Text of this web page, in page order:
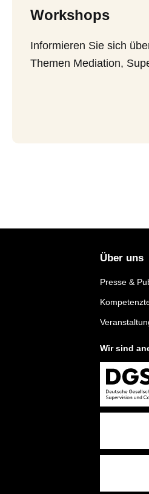
Workshops
Informieren Sie sich
Themen Mediation,
Über uns
Presse &
Wir sind